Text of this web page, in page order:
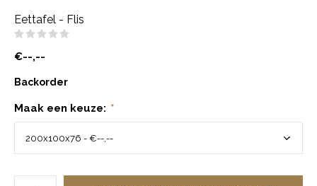
Eettafel - Flis
€--,--
Backorder
Maak een keuze: *